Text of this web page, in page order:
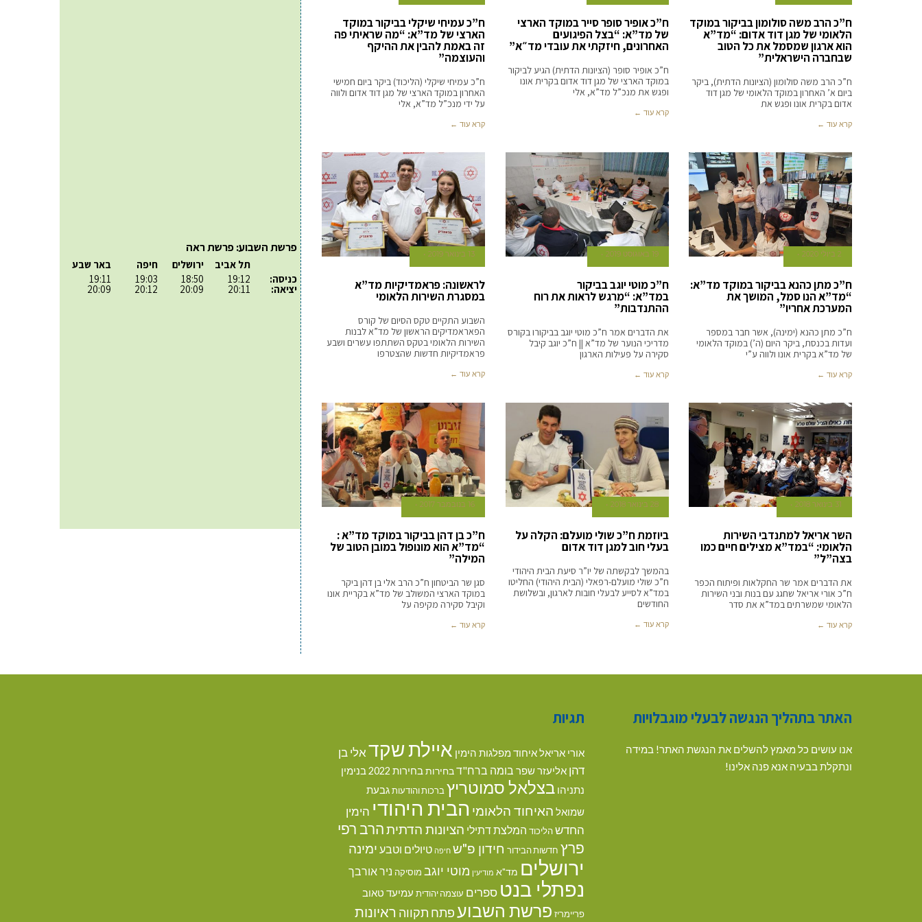
ח”כ הרב משה סולומון בביקור במוקד
הלאומי של מגן דוד אדום: “מד”א
הוא ארגון שמסמל את כל הטוב
שבחברה הישראלית”
ח”כ הרב משה סולומון (הציונות הדתית), ביקר
ביום א’ האחרון במוקד הלאומי של מגן דוד
אדום בקרית אונו ופגש את
קרא עוד ←
ח”כ אופיר סופר סייר במוקד הארצי
של מד”א: “בצל הפיגועים
האחרונים, חיזקתי את עובדי מד״א”
ח”כ אופיר סופר (הציונות הדתית) הגיע לביקור
במוקד הארצי של מגן דוד אדום בקרית אונו
ופגש את מנכ”ל מד”א, אלי
קרא עוד ←
ח”כ עמיחי שיקלי בביקור במוקד
הארצי של מד”א: “מה שראיתי פה
זה באמת להבין את ההיקף
והעוצמה”
ח”כ עמיחי שיקלי (הליכוד) ביקר ביום חמישי
האחרון במוקד הארצי של מגן דוד אדום ולווה
על ידי מנכ”ל מד”א, אלי
קרא עוד ←
2 ביולי 2020
ח”כ מתן כהנא בביקור במוקד מד”א:
“מד”א הנו סמל, המושך את
המערכת אחריו”
ח”כ מתן כהנא (ימינה), אשר חבר במספר
ועדות בכנסת, ביקר היום (ה’) במוקד הלאומי
של מד”א בקרית אונו ולווה ע”י
קרא עוד ←
19 באוגוסט 2019
ח”כ מוטי יוגב בביקור
במד”א: “מרגש לראות את רוח
ההתנדבות”
את הדברים אמר ח”כ מוטי יוגב בביקורו בקורס
מדריכי הנוער של מד”א || ח”כ יוגב קיבל
סקירה על פעילות הארגון
קרא עוד ←
13 בינואר 2019
לראשונה: פראמדיקיות מד”א
במסגרת השירות הלאומי
השבוע התקיים טקס הסיום של קורס
הפאראמדיקים הראשון של מד”א לבנות
השירות הלאומי בטקס השתתפו עשרים ושבע
פראמדיקיות חדשות שהצטרפו
קרא עוד ←
31 בינואר 2018
השר אריאל למתנדבי השירות
הלאומי: “במד”א מצילים חיים כמו
בצה”ל”
את הדברים אמר שר החקלאות ופיתוח הכפר
ח”כ אורי אריאל שחגג עם בנות ובני השירות
הלאומי שמשרתים במד”א את סדר
קרא עוד ←
28 בינואר 2018
ביוזמת ח”כ שולי מועלם: הקלה על
בעלי חוב למגן דוד אדום
בהמשך לבקשתה של יו”ר סיעת הבית היהודי
ח”כ שולי מועלם-רפאלי (הבית היהודי) החליטו
במד”א לסייע לבעלי חובות לארגון, ובשלושת
החודשים
קרא עוד ←
16 בנובמבר 2017
ח”כ בן דהן בביקור במוקד מד”א :
“מד”א הוא מונופול במובן הטוב של
המילה”
סגן שר הביטחון ח”כ הרב אלי בן דהן ביקר
במוקד הארצי המשולב של מד”א בקריית אונו
וקיבל סקירה מקיפה על
קרא עוד ←
פרשת השבוע: פרשת ראה
כניסה:
יציאה:
תל אביב
19:12
20:11
ירושלים
18:50
20:09
חיפה
19:03
20:12
באר שבע
19:11
20:09
האתר בתהליך הנגשה לבעלי מוגבלויות
אנו עושים כל מאמץ להשלים את הנגשת האתר! במידה
ונתקלת בבעיה אנא פנה אלינו!
תגיות
אורי אריאלאיחוד מפלגות הימין איילת שקדאלי בן
דהן אליעזר שפר בומה ברח"דבחירות בחירות 2022
בנימין
נתניהו בצלאל סמוטריץברכות והודעותגבעת
שמואל האיחוד הלאומי הבית היהודי הימין
החדשהליכוד המלצת דתילי הציונות הדתיתהרב רפי
פרץ חדשות הבידור חידון פ"ש חיפה טיולים וטבע ימינה
ירושלים מד"א מודיעין מוטי יוגב מוסיקה ניר אורבך
נפתלי בנט ספרים עוצמה יהודית עמיעד טאוב
פריימריז פרשת השבועפתח תקווה ראיונות